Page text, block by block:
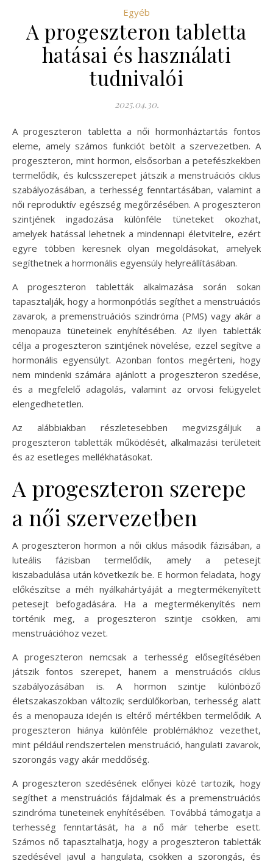
Egyéb
A progeszteron tabletta
hatásai és használati
tudnivalói
2025.04.30.
A progeszteron tabletta a női hormonháztartás fontos
eleme, amely számos funkciót betölt a szervezetben. A
progeszteron, mint hormon, elsősorban a petefészkekben
termelődik, és kulcsszerepet játszik a menstruációs ciklus
szabályozásában, a terhesség fenntartásában, valamint a
női reproduktív egészség megőrzésében. A progeszteron
szintjének ingadozása különféle tüneteket okozhat,
amelyek hatással lehetnek a mindennapi életvitelre, ezért
egyre többen keresnek olyan megoldásokat, amelyek
segíthetnek a hormonális egyensúly helyreállításában.
A progeszteron tabletták alkalmazása során sokan
tapasztalják, hogy a hormonpótlás segíthet a menstruációs
zavarok, a premenstruációs szindróma (PMS) vagy akár a
menopauza tüneteinek enyhítésében. Az ilyen tabletták
célja a progeszteron szintjének növelése, ezzel segítve a
hormonális egyensúlyt. Azonban fontos megérteni, hogy
nem mindenki számára ajánlott a progeszteron szedése,
és a megfelelő adagolás, valamint az orvosi felügyelet
elengedhetetlen.
Az alábbiakban részletesebben megvizsgáljuk a
progeszteron tabletták működését, alkalmazási területeit
és az esetleges mellékhatásokat.
A progeszteron szerepe
a női szervezetben
A progeszteron hormon a női ciklus második fázisában, a
luteális fázisban termelődik, amely a petesejt
kiszabadulása után következik be. E hormon feladata, hogy
előkészítse a méh nyálkahártyáját a megtermékenyített
petesejt befogadására. Ha a megtermékenyítés nem
történik meg, a progeszteron szintje csökken, ami
menstruációhoz vezet.
A progeszteron nemcsak a terhesség elősegítésében
játszik fontos szerepet, hanem a menstruációs ciklus
szabályozásában is. A hormon szintje különböző
életszakaszokban változik; serdülőkorban, terhesség alatt
és a menopauza idején is eltérő mértékben termelődik. A
progeszteron hiánya különféle problémákhoz vezethet,
mint például rendszertelen menstruáció, hangulati zavarok,
szorongás vagy akár meddőség.
A progeszteron szedésének előnyei közé tartozik, hogy
segíthet a menstruációs fájdalmak és a premenstruációs
szindróma tüneteinek enyhítésében. Továbbá támogatja a
terhesség fenntartását, ha a nő már teherbe esett.
Számos nő tapasztalhatja, hogy a progeszteron tabletták
szedésével javul a hangulata, csökken a szorongás, és